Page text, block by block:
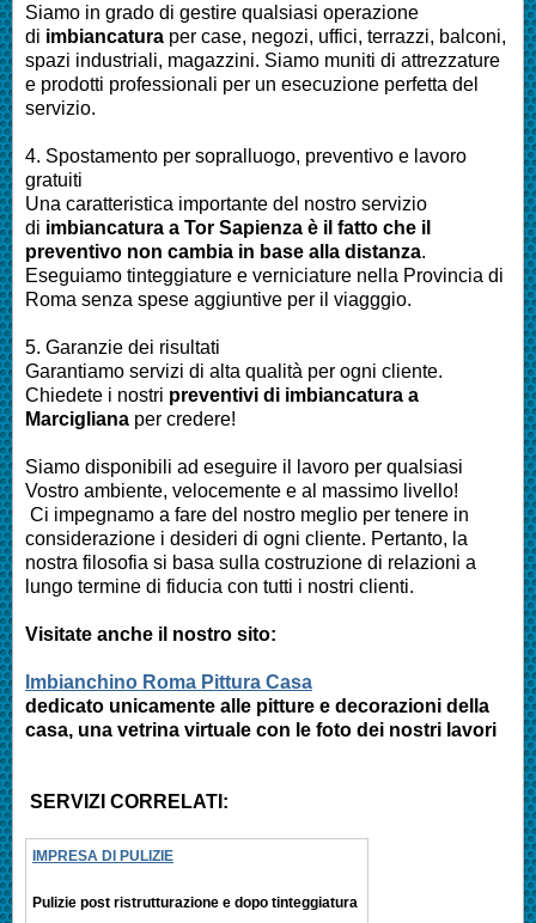
Siamo in grado di gestire qualsiasi operazione
di imbiancatura per case, negozi, uffici, terrazzi, balconi,
spazi industriali, magazzini. Siamo muniti di attrezzature
e prodotti professionali per un esecuzione perfetta del
servizio.
4. Spostamento per sopralluogo, preventivo e lavoro
gratuiti
Una caratteristica importante del nostro servizio
di imbiancatura a Tor Sapienza è il fatto che il
preventivo non cambia in base alla distanza.
Eseguiamo tinteggiature e verniciature nella Provincia di
Roma senza spese aggiuntive per il viagggio.
5. Garanzie dei risultati
Garantiamo servizi di alta qualità per ogni cliente.
Chiedete i nostri preventivi di imbiancatura a
Marcigliana per credere!
Siamo disponibili ad eseguire il lavoro per qualsiasi
Vostro ambiente, velocemente e al massimo livello!
Ci impegnamo a fare del nostro meglio per tenere in
considerazione i desideri di ogni cliente. Pertanto, la
nostra filosofia si basa sulla costruzione di relazioni a
lungo termine di fiducia con tutti i nostri clienti.
Visitate anche il nostro sito:
Imbianchino Roma Pittura Casa
dedicato unicamente alle pitture e decorazioni della
casa, una vetrina virtuale con le foto dei nostri lavori
SERVIZI CORRELATI:
IMPRESA DI PULIZIE
Pulizie post ristrutturazione e dopo tinteggiatura